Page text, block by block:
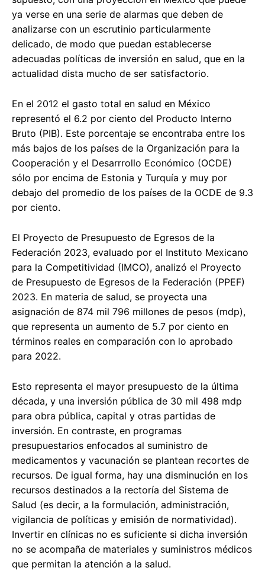
ya verse en una serie de alarmas que deben de
analizarse con un escrutinio particularmente
delicado, de modo que puedan establecerse
adecuadas políticas de inversión en salud, que en la
actualidad dista mucho de ser satisfactorio.
En el 2012 el gasto total en salud en México
representó el 6.2 por ciento del Producto Interno
Bruto (PIB). Este porcentaje se encontraba entre los
más bajos de los países de la Organización para la
Cooperación y el Desarrrollo Económico (OCDE)
sólo por encima de Estonia y Turquía y muy por
debajo del promedio de los países de la OCDE de 9.3
por ciento.
El Proyecto de Presupuesto de Egresos de la
Federación 2023, evaluado por el Instituto Mexicano
para la Competitividad (IMCO), analizó el Proyecto
de Presupuesto de Egresos de la Federación (PPEF)
2023. En materia de salud, se proyecta una
asignación de 874 mil 796 millones de pesos (mdp),
que representa un aumento de 5.7 por ciento en
términos reales en comparación con lo aprobado
para 2022.
Esto representa el mayor presupuesto de la última
década, y una inversión pública de 30 mil 498 mdp
para obra pública, capital y otras partidas de
inversión. En contraste, en programas
presupuestarios enfocados al suministro de
medicamentos y vacunación se plantean recortes de
recursos. De igual forma, hay una disminución en los
recursos destinados a la rectoría del Sistema de
Salud (es decir, a la formulación, administración,
vigilancia de políticas y emisión de normatividad).
Invertir en clínicas no es suficiente si dicha inversión
no se acompaña de materiales y suministros médicos
que permitan la atención a la salud.